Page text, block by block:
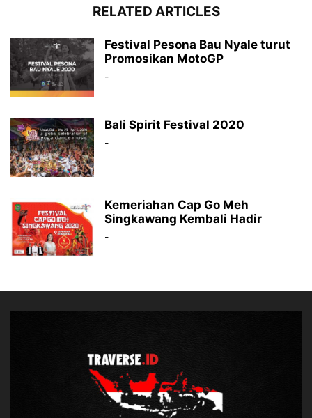
RELATED ARTICLES
Festival Pesona Bau Nyale turut
Promosikan MotoGP
-
Bali Spirit Festival 2020
-
Kemeriahan Cap Go Meh
Singkawang Kembali Hadir
-